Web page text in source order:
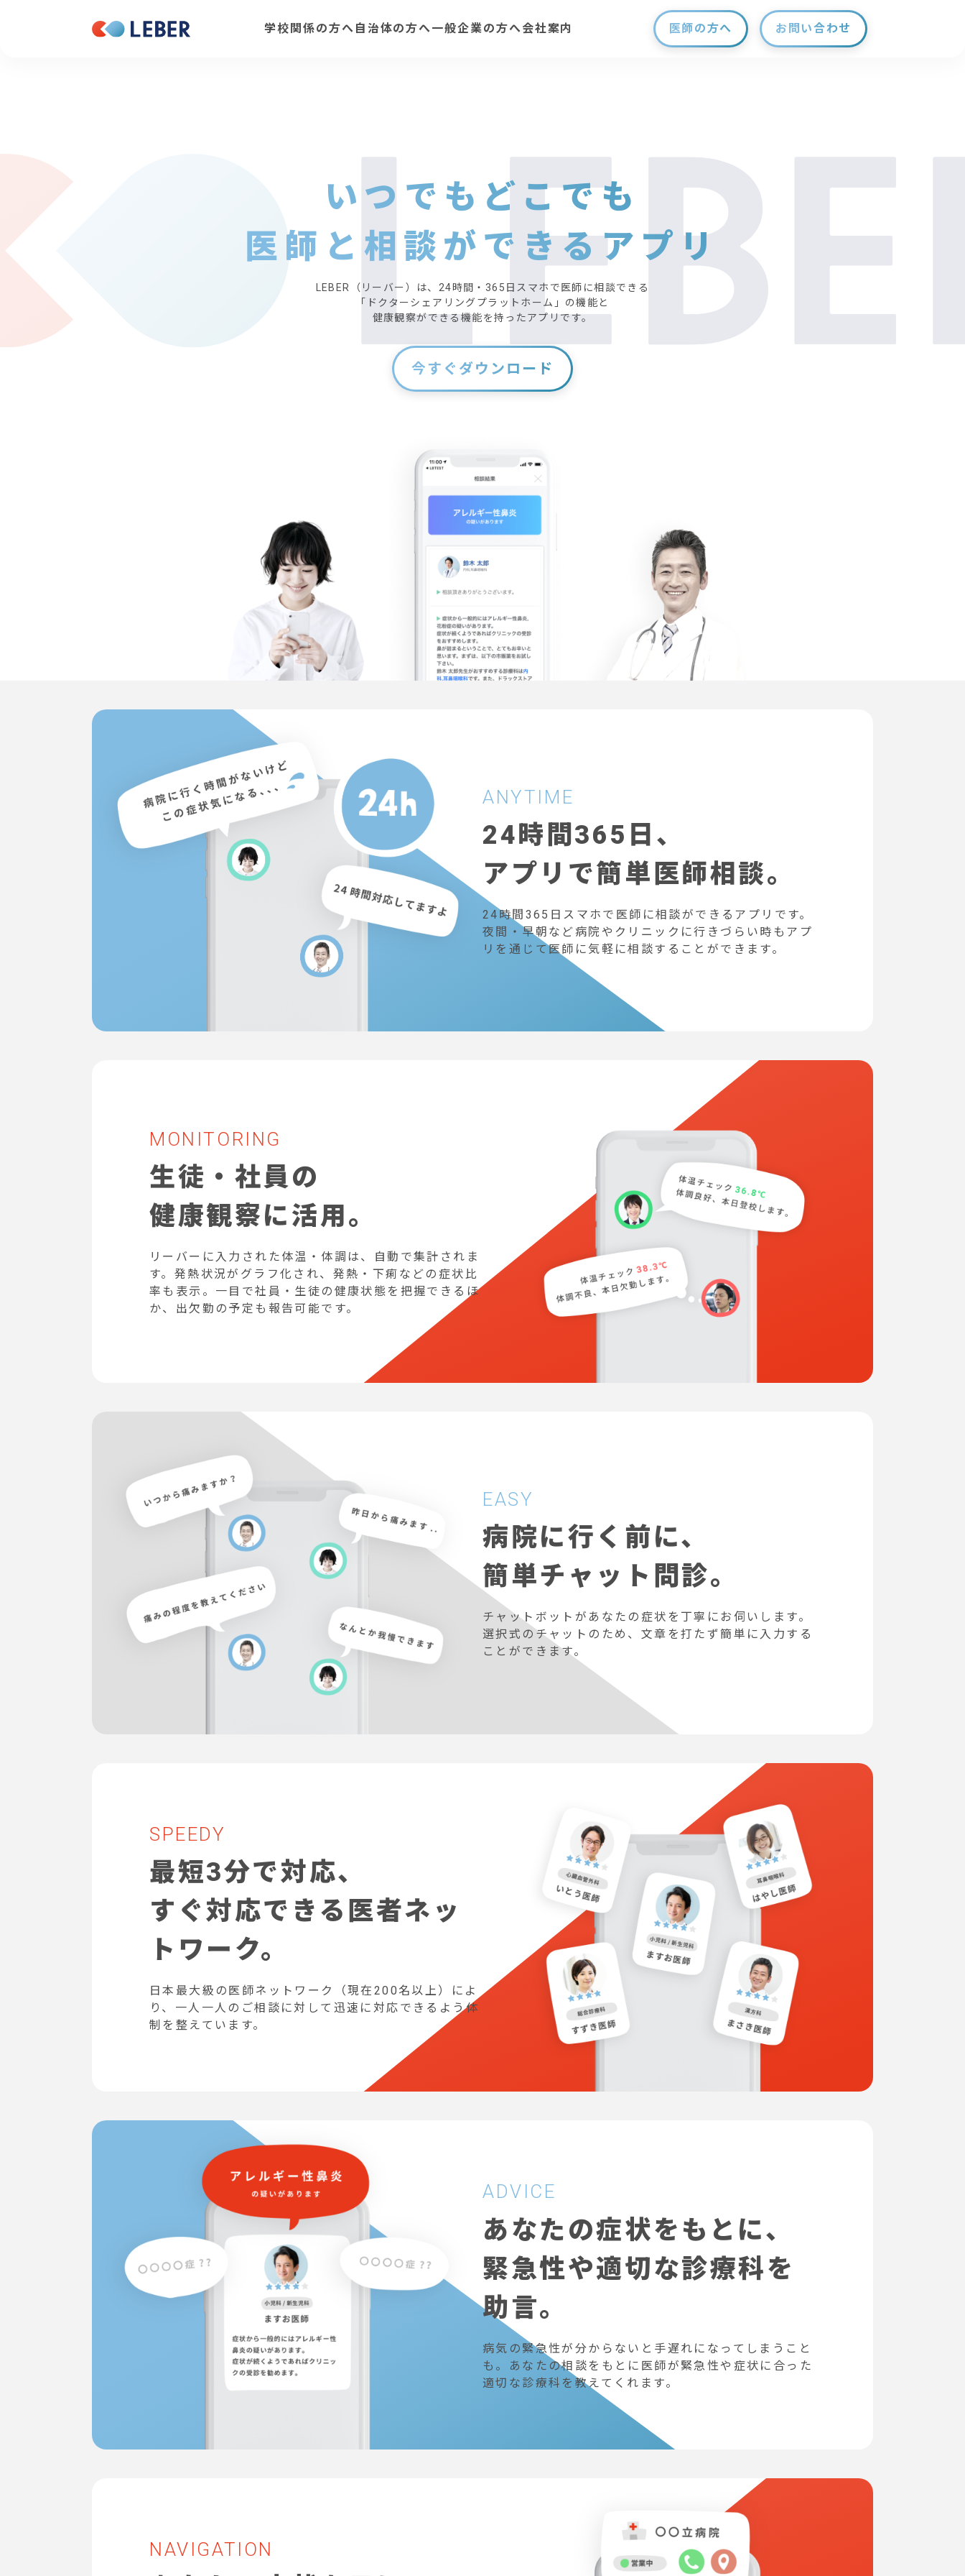
学校関係の方へ 自治体の方へ一般企業の方へ会社案内 医師の方へ お問い合わせ
いつでもどこでも
医師と相談ができるアプリ
LEBER（リーバー）は、24時間・365日スマホで医師に相談できる
「ドクターシェアリングプラットホーム」の機能と
健康観察ができる機能を持ったアプリです。
今すぐダウンロード
ANYTIME
24時間365日、
アプリで簡単医師相談。
24時間365日スマホで医師に相談ができるアプリです。
夜間・早朝など病院やクリニックに行きづらい時もアプ
リを通じて医師に気軽に相談することができます。
MONITORING
生徒・社員の
健康観察に活用。
リーバーに入力された体温・体調は、自動で集計されま
す。発熱状況がグラフ化され、発熱・下痢などの症状比
率も表示。一目で社員・生徒の健康状態を把握できるほ
か、出欠勤の予定も報告可能です。
EASY
病院に行く前に、
簡単チャット問診。
チャットボットがあなたの症状を丁寧にお伺いします。
選択式のチャットのため、文章を打たず簡単に入力する
ことができます。
SPEEDY
最短3分で対応、
すぐ対応できる医者ネッ
トワーク。
日本最大級の医師ネットワーク（現在200名以上）によ
り、一人一人のご相談に対して迅速に対応できるよう体
制を整えています。
ADVICE
あなたの症状をもとに、
緊急性や適切な診療科を
助言。
病気の緊急性が分からないと手遅れになってしまうこと
も。あなたの相談をもとに医師が緊急性や症状に合った
適切な診療科を教えてくれます。
NAVIGATION